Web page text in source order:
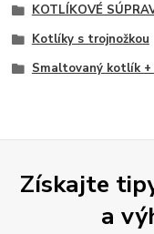
KOTLÍKOVÉ
Kotlíky s trojnožkou
Smaltovaný kotlík +
Získajte
a